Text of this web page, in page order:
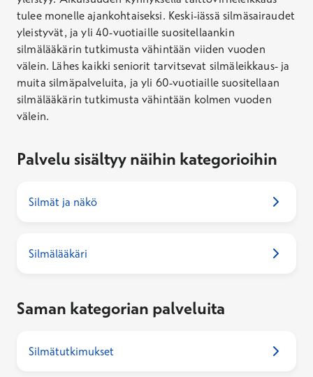
tulee monelle ajankohtaiseksi. Keski-iässä silmäsairaudet
yleistyvät, ja yli 40-vuotiaille suositellaankin
silmälääkärin tutkimusta vähintään viiden vuoden
välein. Lähes kaikki seniorit tarvitsevat silmäleikkaus- ja
muita silmäpalveluita, ja yli 60-vuotiaille suositellaan
silmälääkärin tutkimusta vähintään kolmen vuoden
välein.
Palvelu sisältyy näihin kategorioihin
Silmät ja näkö
Silmälääkäri
Saman kategorian palveluita
Silmätutkimukset